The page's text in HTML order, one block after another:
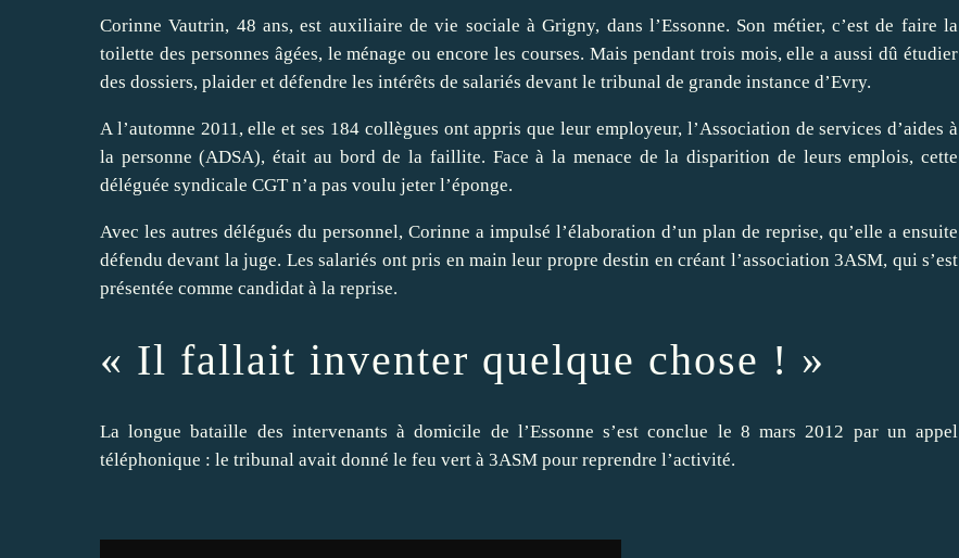
Corinne Vautrin, 48 ans, est auxiliaire de vie sociale à Grigny, dans l’Essonne. Son métier, c’est de faire la
toilette des personnes âgées, le ménage ou encore les courses. Mais pendant trois mois, elle a aussi dû étudier
des dossiers, plaider et défendre les intérêts de salariés devant le tribunal de grande instance d’Evry.
A l’automne 2011, elle et ses 184 collègues ont appris que leur employeur, l’Association de services d’aides à
la personne (ADSA), était au bord de la faillite. Face à la menace de la disparition de leurs emplois, cette
déléguée syndicale CGT n’a pas voulu jeter l’éponge.
Avec les autres délégués du personnel, Corinne a impulsé l’élaboration d’un plan de reprise, qu’elle a ensuite
défendu devant la juge. Les salariés ont pris en main leur propre destin en créant l’association 3ASM, qui s’est
présentée comme candidat à la reprise.
« Il fallait inventer quelque chose ! »
La longue bataille des intervenants à domicile de l’Essonne s’est conclue le 8 mars 2012 par un appel
téléphonique : le tribunal avait donné le feu vert à 3ASM pour reprendre l’activité.